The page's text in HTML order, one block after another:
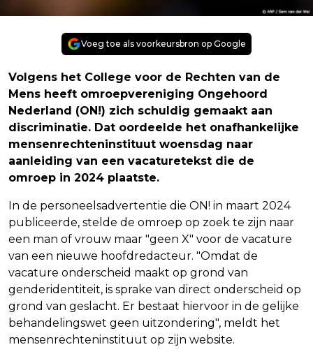
Voeg toe als voorkeursbron op Google
Volgens het College voor de Rechten van de
Mens heeft omroepvereniging Ongehoord
Nederland (ON!) zich schuldig gemaakt aan
discriminatie. Dat oordeelde het onafhankelijke
mensenrechteninstituut woensdag naar
aanleiding van een vacaturetekst die de
omroep in 2024 plaatste.
In de personeelsadvertentie die ON! in maart 2024
publiceerde, stelde de omroep op zoek te zijn naar
een man of vrouw maar "geen X" voor de vacature
van een nieuwe hoofdredacteur. "Omdat de
vacature onderscheid maakt op grond van
genderidentiteit, is sprake van direct onderscheid op
grond van geslacht. Er bestaat hiervoor in de gelijke
behandelingswet geen uitzondering", meldt het
mensenrechteninstituut op zijn website.